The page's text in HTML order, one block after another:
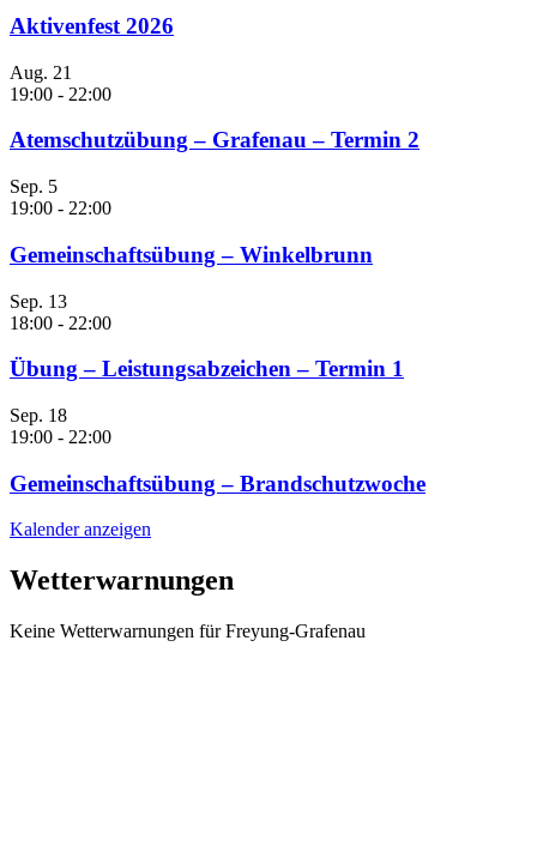
Aktivenfest 2026
Aug. 21
19:00 - 22:00
Atemschutzübung – Grafenau – Termin 2
Sep. 5
19:00 - 22:00
Gemeinschaftsübung – Winkelbrunn
Sep. 13
18:00 - 22:00
Übung – Leistungsabzeichen – Termin 1
Sep. 18
19:00 - 22:00
Gemeinschaftsübung – Brandschutzwoche
Kalender anzeigen
Wetterwarnungen
Keine Wetterwarnungen für Freyung-Grafenau